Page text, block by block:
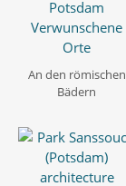
An den römischen
Bädern